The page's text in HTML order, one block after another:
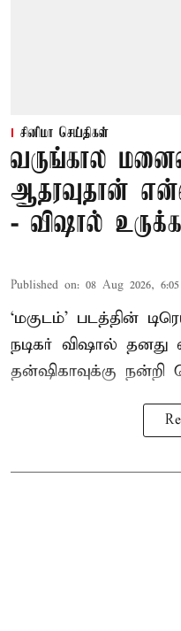
சினிமா செய்திகள்
வருங்கால
ஆதரவுதான்
- விஷால்
Published on: 08 Aug 2026,
‘மகுடம்’ படத்தின்
நடிகர் விஷால்
தன்ஷிகாவுக்கு நன்றி